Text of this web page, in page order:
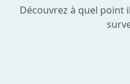
Découvrez à quel point